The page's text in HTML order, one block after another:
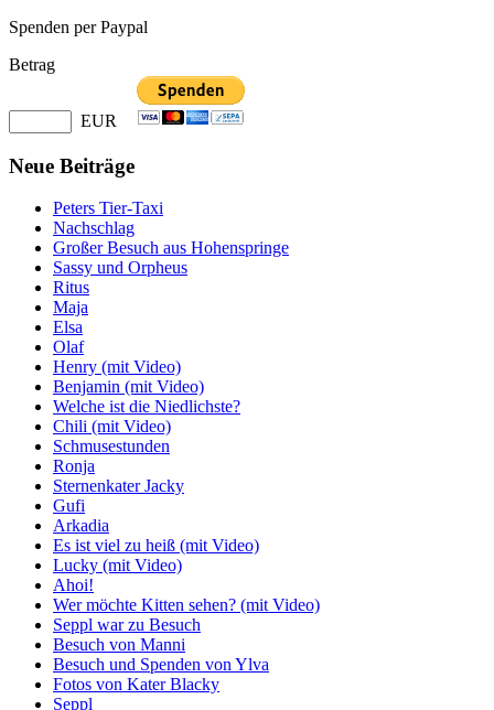
Spenden per Paypal
Betrag
EUR
Neue Beiträge
Peters Tier-Taxi
Nachschlag
Großer Besuch aus Hohenspringe
Sassy und Orpheus
Ritus
Maja
Elsa
Olaf
Henry (mit Video)
Benjamin (mit Video)
Welche ist die Niedlichste?
Chili (mit Video)
Schmusestunden
Ronja
Sternenkater Jacky
Gufi
Arkadia
Es ist viel zu heiß (mit Video)
Lucky (mit Video)
Ahoi!
Wer möchte Kitten sehen? (mit Video)
Seppl war zu Besuch
Besuch von Manni
Besuch und Spenden von Ylva
Fotos von Kater Blacky
Seppl